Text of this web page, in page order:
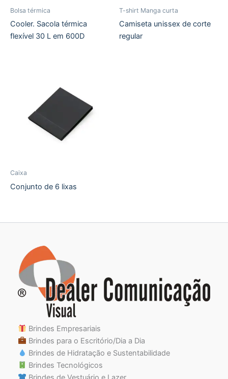
Bolsa térmica
Cooler. Sacola térmica
flexível 30 L em 600D
T-shirt Manga curta
Camiseta unissex de corte
regular
Caixa
Conjunto de 6 lixas
Brindes Empresariais
Brindes para o Escritório/Dia a Dia
Brindes de Hidratação e Sustentabilidade
Brindes Tecnológicos